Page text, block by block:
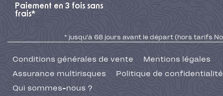
Paiement en 3 fois sans
frais*
* jusqu'à 68 jours avant le départ (hors tarifs No
Conditions générales de vente
Mentions légales
Assurance multirisques
Politique de confidentialité
Qui sommes-nous ?